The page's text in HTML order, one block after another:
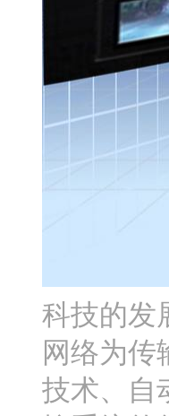
科技的发
网络为传
技术、自